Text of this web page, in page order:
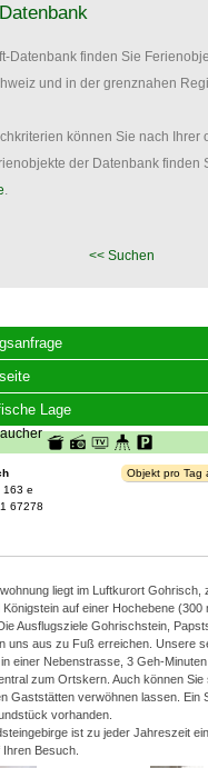
Datenbank finden Sie
und in der grenznahen
können Sie nach Ihrer
der Datenbank finden
<< Suchen
Lage
163 e
67278
Objekt pro Tag
liegt im Luftkurort Gohrisch,
auf einer Hochebene (300
Ausflugsziele Gohrischstein,
uns aus zu Fuß erreichen. Unsere
einer Nebenstrasse, 3 Geh-
zum Ortskern. Auch können Sie
Gaststätten verwöhnen lassen. Ein
vorhanden.
ist zu jeder Jahreszeit
Besuch.